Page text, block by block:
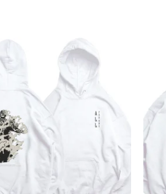
proizvod
ima
više
varijanti.
mogu
biti